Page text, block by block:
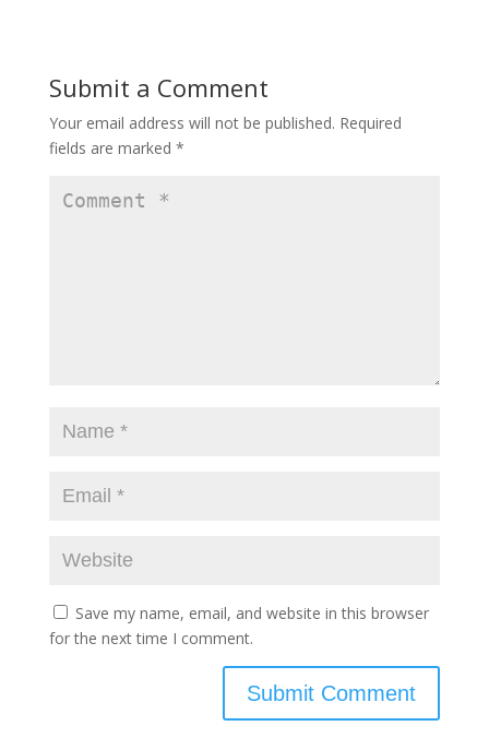
o
o
k
o
n
Submit a Comment
Your email address will not be published. Required
fields are marked *
Save my name, email, and website in this browser
for the next time I comment.